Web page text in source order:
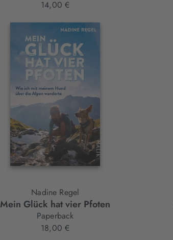
14,00 €
Nadine Regel
Mein Glück hat vier Pfoten
Paperback
18,00 €